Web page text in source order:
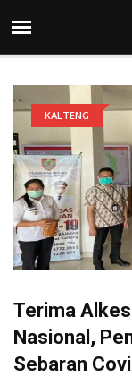
KALTENG
Terima
Nasional,
Sebaran